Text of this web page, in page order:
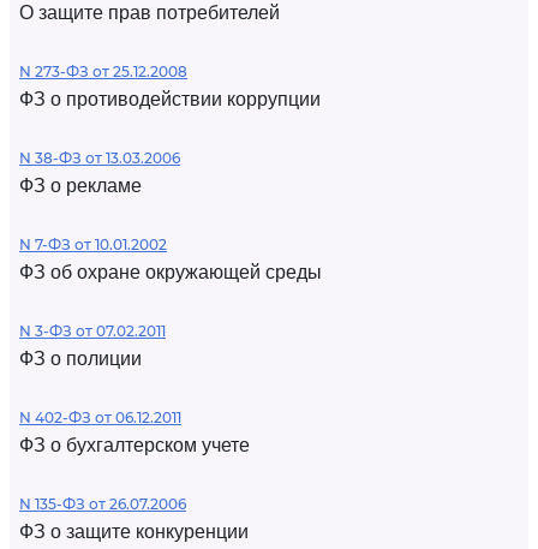
О защите прав потребителей
N 273-ФЗ от 25.12.2008
ФЗ о противодействии коррупции
N 38-ФЗ от 13.03.2006
ФЗ о рекламе
N 7-ФЗ от 10.01.2002
ФЗ об охране окружающей среды
N 3-ФЗ от 07.02.2011
ФЗ о полиции
N 402-ФЗ от 06.12.2011
ФЗ о бухгалтерском учете
N 135-ФЗ от 26.07.2006
ФЗ о защите конкуренции